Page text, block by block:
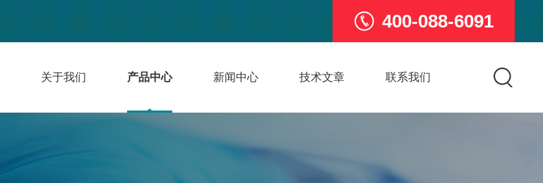
400-088-6091
关于我们 产品中心 新闻中心 技术文章 联系我们